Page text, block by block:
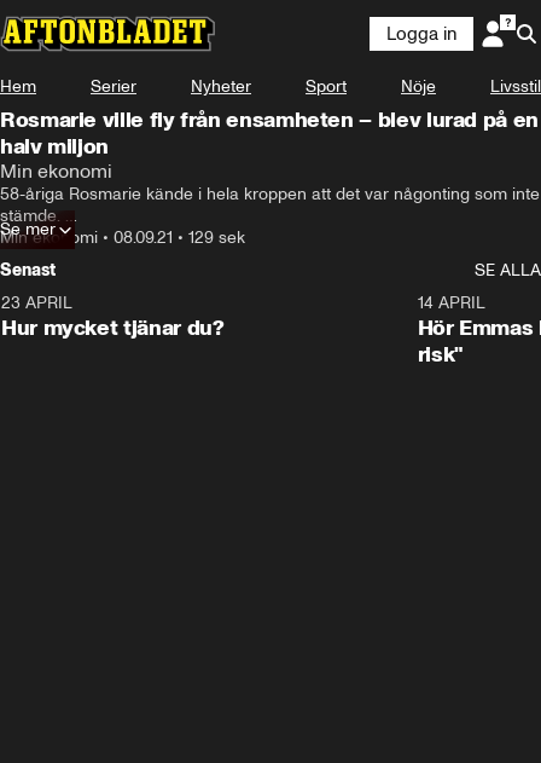
Logga in
Hem Serier Nyheter Sport Nöje Livsstil
Rosmarie ville fly från ensamheten – blev lurad på en
halv miljon
Min ekonomi
58-åriga Rosmarie kände i hela kroppen att det var någonting som inte
stämde.
Ändå fortsatte hon föra över pengar till den stilige mannen som
ständigt drabbades av nya problem.
Nu är både han och arvet hon fick efter sin mor borta.
Min ekonomi • 08.09.21 • 129 sek
Se mer
Senast
SE ALLA
23 APRIL
Hur mycket tjänar du?
14 APRIL
Hör
risk"